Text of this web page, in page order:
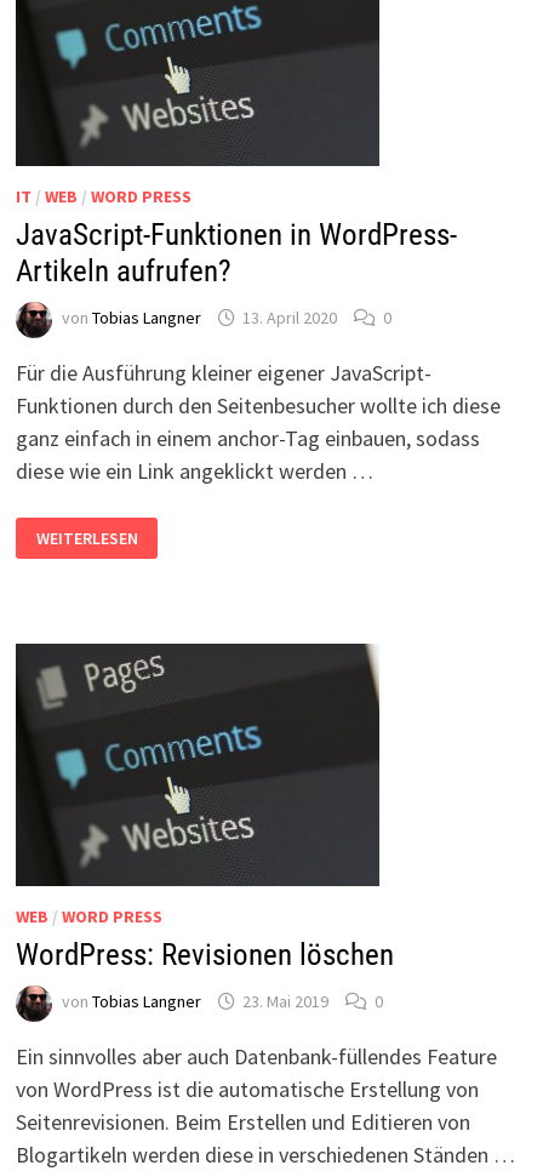
IT / WEB / WORD PRESS
JavaScript-Funktionen in WordPress-
Artikeln aufrufen?
von Tobias Langner 13. April 2020 0
Für die Ausführung kleiner eigener JavaScript-
Funktionen durch den Seitenbesucher wollte ich diese
ganz einfach in einem anchor-Tag einbauen, sodass
diese wie ein Link angeklickt werden …
FUNKTIONEN
IN
WEITERLESEN
WEB / WORD PRESS
WordPress: Revisionen löschen
von Tobias Langner 23. Mai 2019 0
Ein sinnvolles aber auch Datenbank-füllendes Feature
von WordPress ist die automatische Erstellung von
Seitenrevisionen. Beim Erstellen und Editieren von
Blogartikeln werden diese in verschiedenen Ständen …